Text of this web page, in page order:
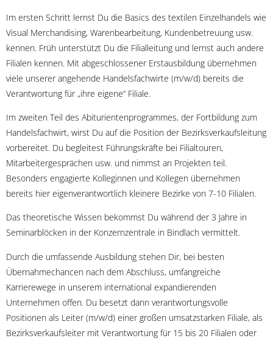
Im ersten Schritt lernst Du die Basics des textilen Einzelhandels wie
Visual Merchandising, Warenbearbeitung, Kundenbetreuung usw.
kennen. Früh unterstützt Du die Filialleitung und lernst auch andere
Filialen kennen. Mit abgeschlossener Erstausbildung übernehmen
viele unserer angehende Handelsfachwirte (m/w/d) bereits die
Verantwortung für „ihre eigene“ Filiale.
Im zweiten Teil des Abiturientenprogrammes, der Fortbildung zum
Handelsfachwirt, wirst Du auf die Position der Bezirksverkaufsleitung
vorbereitet. Du begleitest Führungskräfte bei Filialtouren,
Mitarbeitergesprächen usw. und nimmst an Projekten teil.
Besonders engagierte Kolleginnen und Kollegen übernehmen
bereits hier eigenverantwortlich kleinere Bezirke von 7-10 Filialen.
Das theoretische Wissen bekommst Du während der 3 Jahre in
Seminarblöcken in der Konzernzentrale in Bindlach vermittelt.
Durch die umfassende Ausbildung stehen Dir, bei besten
Übernahmechancen nach dem Abschluss, umfangreiche
Karrierewege in unserem international expandierenden
Unternehmen offen. Du besetzt dann verantwortungsvolle
Positionen als Leiter (m/w/d) einer großen umsatzstarken Filiale, als
Bezirksverkaufsleiter mit Verantwortung für 15 bis 20 Filialen oder